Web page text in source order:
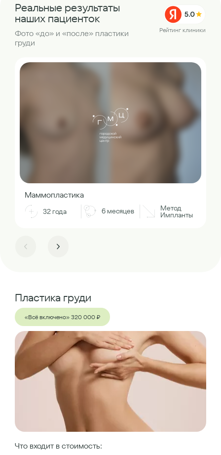
Реальные результаты
наших пациенток
Фото «до» и «после» пластики
груди
Рейтинг клиники
Маммопластика
32 года 6 месяцев Метод
Импланты
Пластика груди
«Всё включено» 320 000 ₽
Что входит в стоимость: